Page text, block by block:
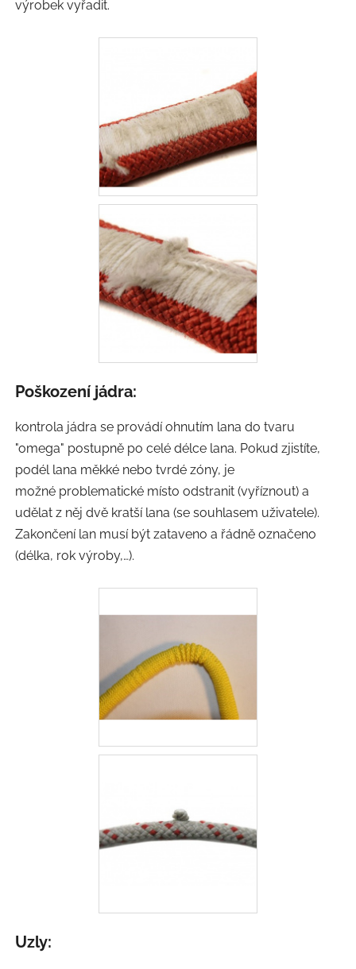
výrobek vyřadit.
Poškození jádra:
kontrola jádra se provádí ohnutím lana do tvaru
"omega" postupně po celé délce lana. Pokud zjistíte,
podél lana měkké nebo tvrdé zóny, je
možné problematické místo odstranit (vyříznout) a
udělat z něj dvě kratší lana (se souhlasem uživatele).
Zakončení lan musí být zataveno a řádně označeno
(délka, rok výroby,…).
Uzly: